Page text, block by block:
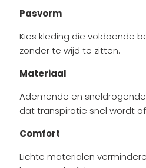
Pasvorm
Kies kleding die voldoende
zonder te wijd te zitten.
Materiaal
Ademende en
dat transpiratie snel wordt
Comfort
Lichte materialen